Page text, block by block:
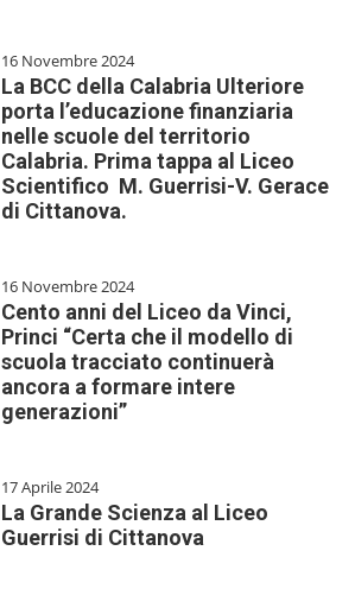
16 Novembre 2024
La BCC della Calabria Ulteriore
porta l’educazione finanziaria
nelle scuole del territorio
Calabria. Prima tappa al Liceo
Scientifico M. Guerrisi-V. Gerace
di Cittanova.
16 Novembre 2024
Cento anni del Liceo da Vinci,
Princi “Certa che il modello di
scuola tracciato continuerà
ancora a formare intere
generazioni”
17 Aprile 2024
La Grande Scienza al Liceo
Guerrisi di Cittanova